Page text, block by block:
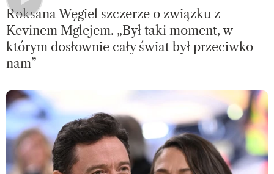
Roksana Węgiel szczerze o związku z
Kevinem Mglejem. „Był taki moment, w
którym dosłownie cały świat był przeciwko
nam”